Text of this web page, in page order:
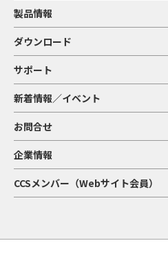
製品情報
ダウンロード
サポート
新着情報／イベント
お問合せ
企業情報
CCSメンバー（Webサイト会員）